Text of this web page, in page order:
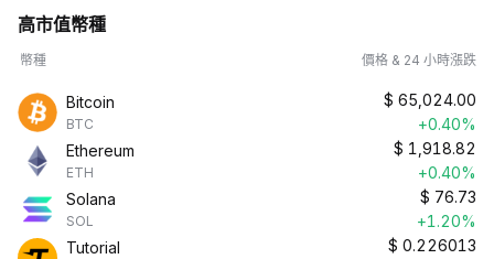
高市值幣種
幣種 價格 & 24 小時漲跌
Bitcoin
BTC
$ 65,024.00
+0.40%
Ethereum
ETH
$ 1,918.82
+0.40%
Solana
SOL
$ 76.73
+1.20%
Tutorial
$ 0.226013